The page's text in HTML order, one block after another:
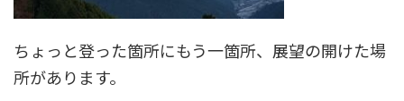
ちょっと登った箇所にもう一箇所、展望の開けた場
所があります。